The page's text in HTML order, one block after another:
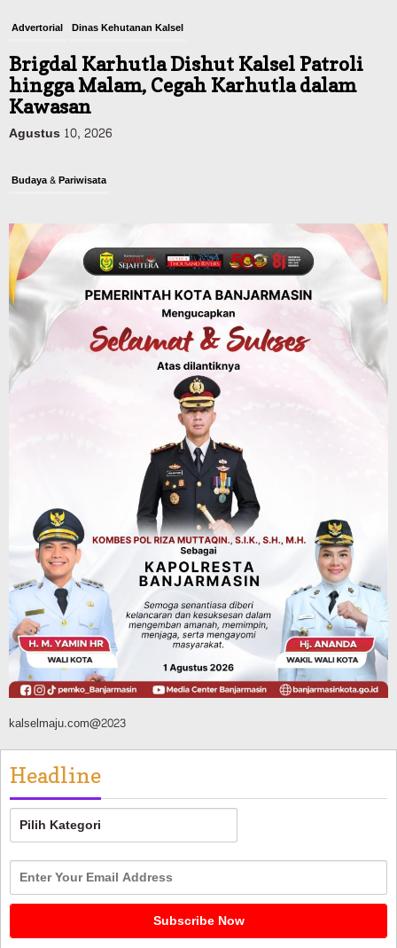
Advertorial Dinas Kehutanan Kalsel
Brigdal Karhutla Dishut Kalsel Patroli
hingga Malam, Cegah Karhutla dalam
Kawasan
Agustus 10, 2026
Budaya & Pariwisata
Kicau Mania Banjarmasin, Total Hadiah
Rp40 Juta
Agustus 10, 2026
Advertorial Pemkab Balangan
Rapat Paripurna Balangan Capai
Kesepakatan, Perubahan APBD 2026
Segera Diproses ke Gubernur Kalsel
Bangunan TPA Darul Falah Cempaka
Direnovasi, Dua Dekade Lebih Belum
Pernah Direhabilitasi Total
Agustus 10, 2026
kalselmaju.com@2023
Headline
Headline